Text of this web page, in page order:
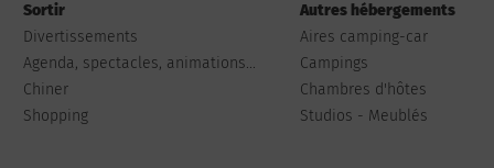
Sortir
Divertissements
Agenda, spectacles, animations...
Chiner
Shopping
Autres hébergements
Aires camping-car
Campings
Chambres d'hôtes
Studios - Meublés